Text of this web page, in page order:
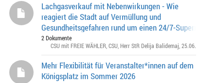
Lachgasverkauf mit Nebenwirkungen - Wie
reagiert die Stadt auf Vermüllung und
Gesundheitsgefahren rund um einen 24/7-Supermarkt
Moosach?
2 Dokumente
CSU mit FREIE WÄHLER CSU Herr StR Delija Balidemaj , 25.06.
Mehr Flexibilität für Veranstalter*innen auf dem
Königsplatz im Sommer 2026